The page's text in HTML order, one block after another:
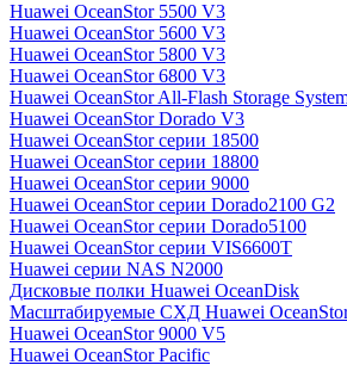
Huawei OceanStor 5500 V3
Huawei OceanStor 5600 V3
Huawei OceanStor 5800 V3
Huawei OceanStor 6800 V3
Huawei OceanStor All-Flash Storage
Huawei OceanStor Dorado V3
Huawei OceanStor серии 18500
Huawei OceanStor серии 18800
Huawei OceanStor серии 9000
Huawei OceanStor серии Dorado2100 G2
Huawei OceanStor серии Dorado5100
Huawei OceanStor серии VIS6600T
Huawei серии NAS N2000
Дисковые полки Huawei OceanDisk
Масштабируемые СХД Huawei
Huawei OceanStor 9000 V5
Huawei OceanStor Pacific